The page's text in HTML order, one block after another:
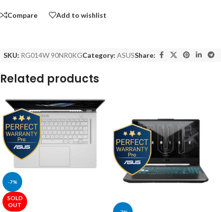
Compare Add to wishlist
SKU: RG014W 90NR0KGCategory: ASUSShare:
Related products
-7%
SOLD
OUT